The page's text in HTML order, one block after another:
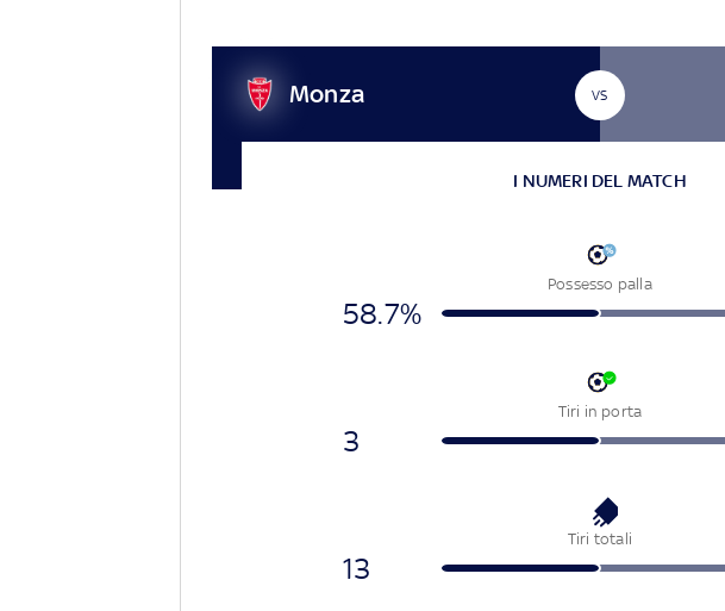
Monza VS
I NUMERI DEL MATCH
Possesso palla
58.7%
Tiri in porta
3
Tiri totali
13